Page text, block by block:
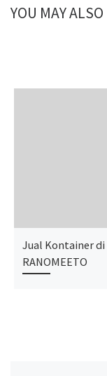
YOU MAY
Jual Kontainer di
RANOMEETO